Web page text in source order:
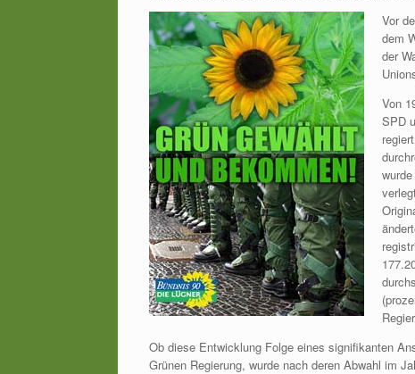
Vor
dem
der
Von
SPD
Ob diese Entwicklung Folge eines signifikanten
Grünen Regierung, wurde nach deren Abwahl im